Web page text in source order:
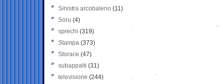
Sinistra arcobaleno (11)
Soru (4)
sprechi (319)
Stampa (373)
Storace (47)
subappalti (31)
televisione(244)